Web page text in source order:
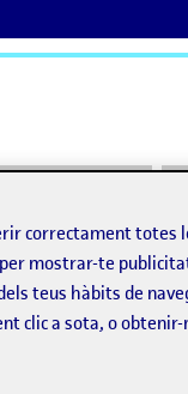
correctament totes
mostrar-te
teus hàbits de
clic a sota, o obtenir-